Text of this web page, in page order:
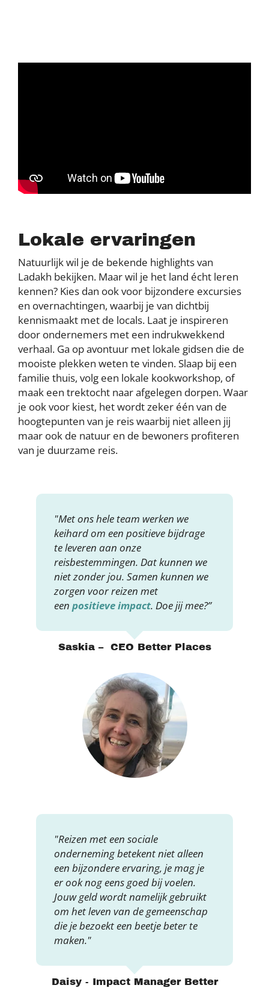
Lokale ervaringen
Natuurlijk wil je de bekende highlights van
Ladakh bekijken. Maar wil je het land écht leren
kennen? Kies dan ook voor bijzondere excursies
en overnachtingen, waarbij je van dichtbij
kennismaakt met de locals. Laat je inspireren
door ondernemers met een indrukwekkend
verhaal. Ga op avontuur met lokale gidsen die de
mooiste plekken weten te vinden. Slaap bij een
familie thuis, volg een lokale kookworkshop, of
maak een trektocht naar afgelegen dorpen. Waar
je ook voor kiest, het wordt zeker één van de
hoogtepunten van je reis waarbij niet alleen jij
maar ook de natuur en de bewoners profiteren
van je duurzame reis.
"Met ons hele team werken we
keihard om een positieve bijdrage
te leveren aan onze
reisbestemmingen. Dat kunnen we
niet zonder jou. Samen kunnen we
zorgen voor reizen met
een positieve impact. Doe jij mee?”
Saskia – CEO Better Places
"Reizen met een sociale
onderneming betekent niet alleen
een bijzondere ervaring, je mag je
er ook nog eens goed bij voelen.
Jouw geld wordt namelijk gebruikt
om het leven van de gemeenschap
die je bezoekt een beetje beter te
maken."
Daisy - Impact Manager Better